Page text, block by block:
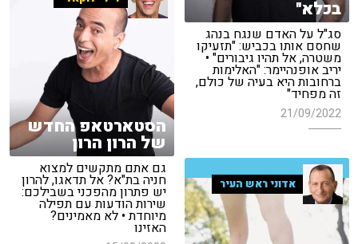
בכלא"
סג"ל על האדם שנגח בנהג
שחסם אותו בכביש: "תזעיקו
משטרה, אל תהיו גיבורים" •
יריב אופנהיימר: "האלימות
ברחובות היא בעיה של כולם,
זה מפחיד"
21/09/2022
הסטארטאפ החדש
של הרון הרון
גם אתם מתקשים למצוא
חניה בת"א? אל תדאגו, להרון
יש פתרון מהפכני בשבילכם:
שירות הודעות עם תפילה
מיוחדת • לא מאמינים?
האזינו
אדוני ראש העיר